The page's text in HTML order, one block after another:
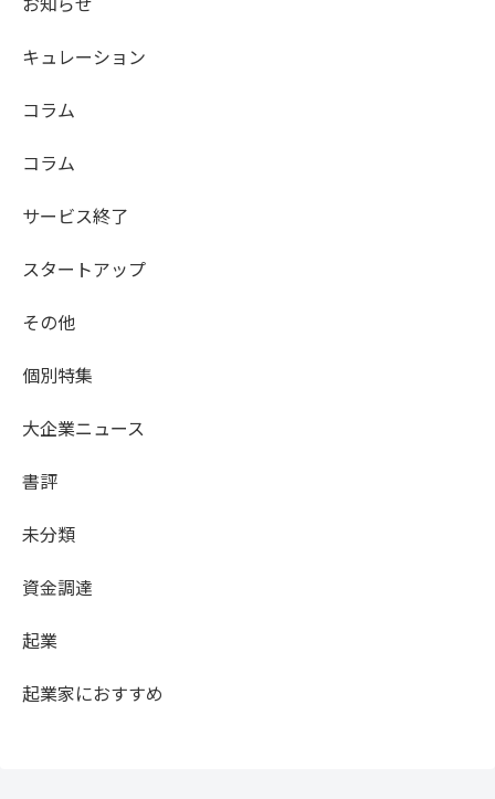
キュレーション
コラム
コラム
サービス終了
スタートアップ
その他
個別特集
大企業ニュース
書評
未分類
資金調達
起業
起業家におすすめ